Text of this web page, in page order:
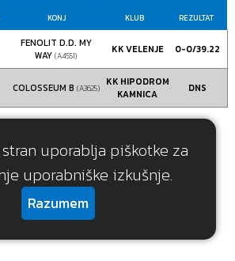
uporablja piškotke za
uporabniške izkušnje.
Razumem
KONJ KLUB REZULTAT
FENOLIT D.D. MY
WAY(A4551)
KK VELENJE 0-0/39.22
COLOSSEUM B (A3625)
KK HIPODROM
KAMNICA
DNS